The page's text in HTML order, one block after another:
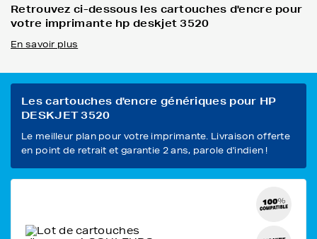
Retrouvez ci-dessous les cartouches d'encre pour
votre imprimante hp deskjet 3520
En savoir plus
Les cartouches d'encre génériques pour HP
DESKJET 3520
Le meilleur plan pour votre imprimante. Livraison offerte
en point de retrait et garantie 2 ans, parole d'indien !